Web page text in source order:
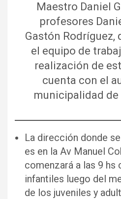
Maestro Daniel
profesores
Gastón Rodríguez,
el equipo de
realización de
cuenta con el
municipalidad de
La dirección donde
es en la Av Manuel
comenzará a las 9 hs
infantiles luego del
de los juveniles y